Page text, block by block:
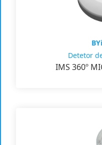
Detetor
IMS 360º